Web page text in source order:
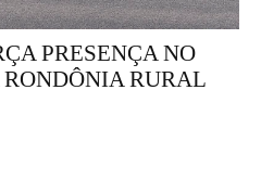
PRESENÇA NO
RURAL